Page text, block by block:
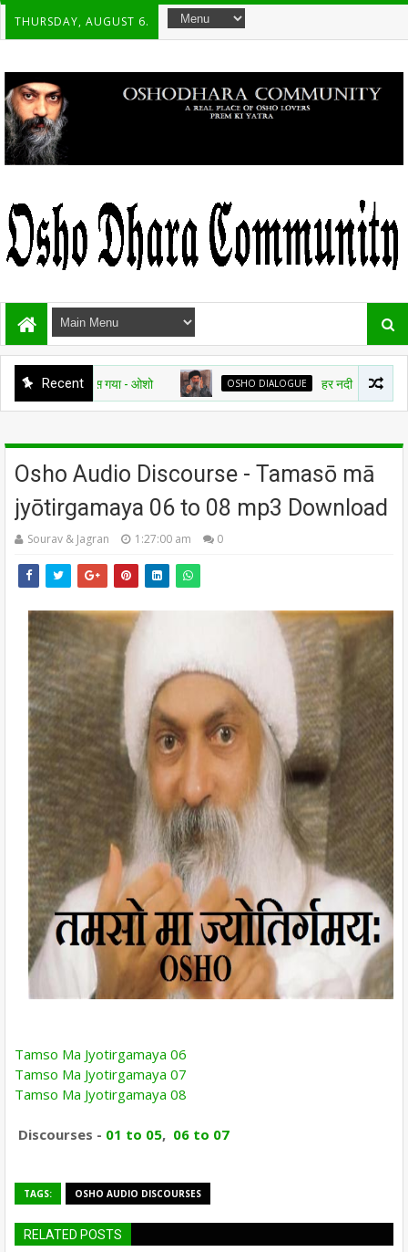
THURSDAY, AUGUST 6.
Recent
अमृत बरस गया - ओशो OSHO DIALOGUE हर नदी सागर की तरफ जा रही
Osho Audio Discourse - Tamasō mā
jyōtirgamaya 06 to 08 mp3 Download
Sourav & Jagran 1:27:00 am 0
Tamso Ma Jyotirgamaya 06
Tamso Ma Jyotirgamaya 07
Tamso Ma Jyotirgamaya 08
Discourses - 01 to 05, 06 to 07
TAGS: OSHO AUDIO DISCOURSES
RELATED POSTS